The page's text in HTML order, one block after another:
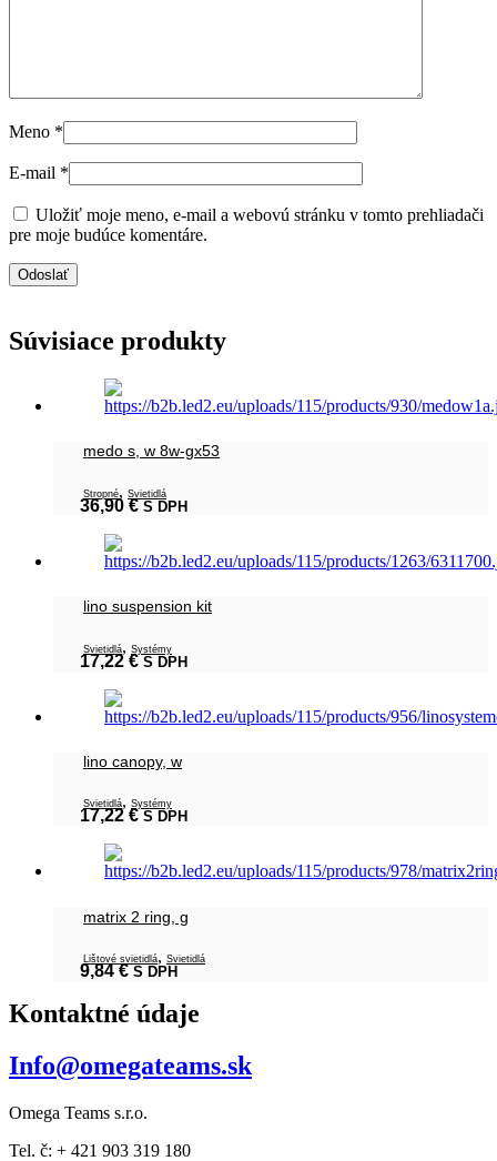
Meno *
E-mail *
Uložiť moje meno, e-mail a webovú stránku v tomto prehliadači
pre moje budúce komentáre.
Súvisiace produkty
medo s, w 8w-gx53
Stropné, Svietidlá
36,90€ S DPH
lino suspension kit
Svietidlá, Systémy
17,22 € S DPH
lino canopy, w
Svietidlá, Systémy
17,22 € S DPH
matrix 2 ring, g
Lištové svietidlá, Svietidlá
9,84€ S DPH
Kontaktné údaje
Info@omegateams.sk
Omega Teams s.r.o.
Tel. č: + 421 903 319 180